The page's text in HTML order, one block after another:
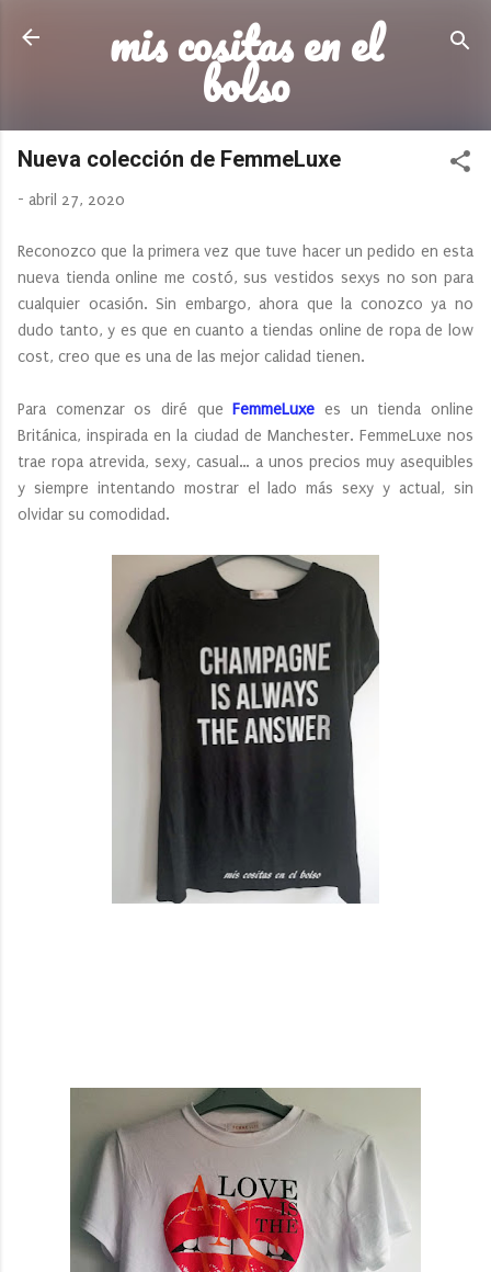
Ir al contenido principal
mis cositas en el
bolso
Nueva colección de FemmeLuxe
- abril 27, 2020
Reconozco que la primera vez que tuve hacer un pedido en esta
nueva tienda online me costó, sus vestidos sexys no son para
cualquier ocasión. Sin embargo, ahora que la conozco ya no
dudo tanto, y es que en cuanto a tiendas online de ropa de low
cost, creo que es una de las mejor calidad tienen.
Para comenzar os diré que FemmeLuxe es un tienda online
Británica, inspirada en la ciudad de Manchester. FemmeLuxe nos
trae ropa atrevida, sexy, casual… a unos precios muy asequibles
y siempre intentando mostrar el lado más sexy y actual, sin
olvidar su comodidad.